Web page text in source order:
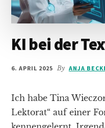
KI bei der
6. APRIL 2025 By ANJA
Ich habe Tina
Lektorat“ auf einer